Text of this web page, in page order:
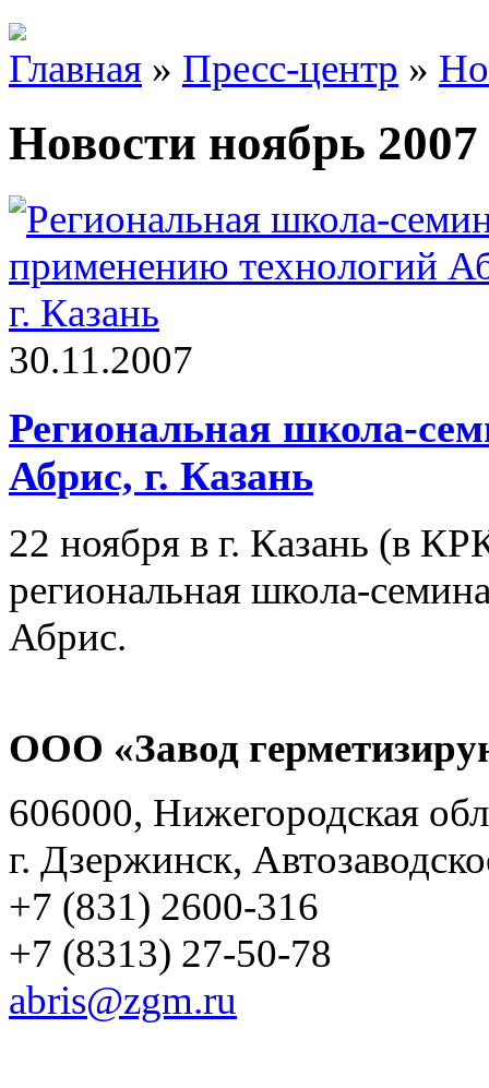
Главная » Пресс-центр »
Новости ноябрь 2007
30.11.2007
Региональная школа-
Абрис, г. Казань
22 ноября в г. Казань (в
региональная школа-
Абрис.
ООО «Завод
606000, Нижегородская
г. Дзержинск,
+7 (831) 2600-316
+7 (8313) 27-50-78
abris@zgm.ru